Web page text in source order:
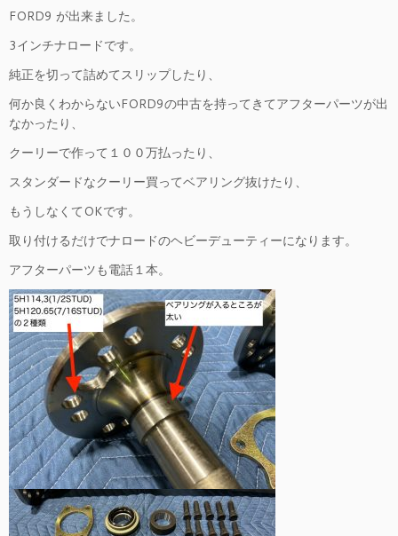
FORD9 が出来ました。
3インチナロードです。
純正を切って詰めてスリップしたり、
何か良くわからないFORD9の中古を持ってきてアフターパーツが出
なかったり、
クーリーで作って１００万払ったり、
スタンダードなクーリー買ってベアリング抜けたり、
もうしなくてOKです。
取り付けるだけでナロードのヘビーデューティーになります。
アフターパーツも電話１本。